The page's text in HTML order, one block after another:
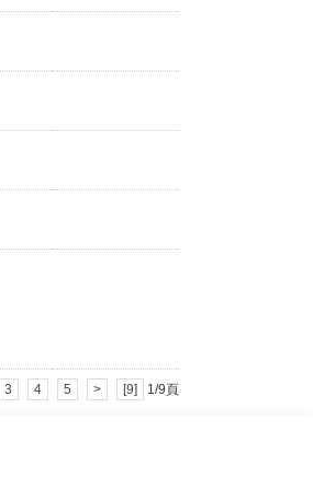
3 4 5 > [9] 1/9頁